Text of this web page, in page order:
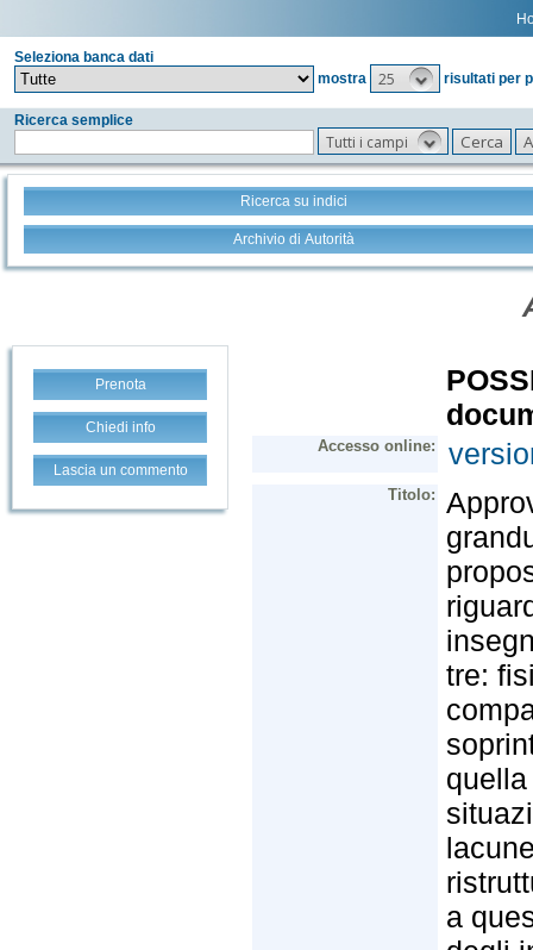
Seleziona banca dati
mostra
25 risultati per
Ricerca semplice
Tutti i campi
Ricerca su indici
Archivio di Autorità
Prenota
Chiedi info
Lascia un commento